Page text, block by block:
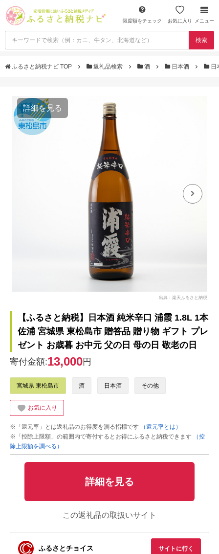
限度額をチェック お気に入り メニュー
検索
ふるさと納税ナビ TOP 返礼品検索 酒 日本酒 日
詳細を見る
出典：楽天ふるさと納税
【ふるさと納税】日本酒 純米辛口 浦霞 1.8L 1本
佐浦 宮城県 東松島市 贈答品 贈り物 ギフト プレ
ゼント お歳暮 お中元 父の日 母の日 敬老の日
寄付金額:13,000円
宮城県 東松島市 酒 日本酒 その他
お気に入り
※「還元率」とは返礼品のお得度を測る指標です
（還元率とは）
※「控除上限額」の範囲内で寄付するとお得にふるさと納税できます
（控
除上限額を調べる）
詳細を見る
この返礼品の取扱いサイト
ふるさとチョイス サイトに行く